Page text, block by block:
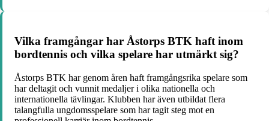
Vilka framgångar har Åstorps BTK haft inom
bordtennis och vilka spelare har utmärkt sig?
Åstorps BTK har genom åren haft framgångsrika spelare som
har deltagit och vunnit medaljer i olika nationella och
internationella tävlingar. Klubben har även utbildat flera
talangfulla ungdomsspelare som har tagit steg mot en